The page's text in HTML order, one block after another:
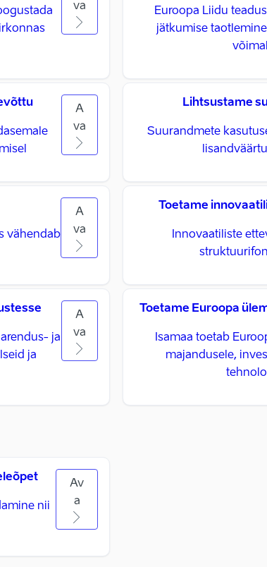
va
Euroopa Liidu
jätkumise
A
va
Lihtsustame
Suurandmete
vähendab
A
va
Toetame
Innovaatiliste
ja
ja
A
va
Toetame Euroopa
Isamaa toetab
majandusele,
nii
Av
a